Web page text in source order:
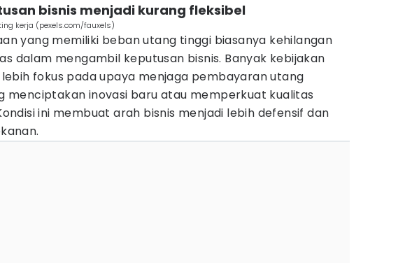
bisnis menjadi kurang fleksibel
kerja (pexels.com/fauxels)
yang memiliki beban utang tinggi biasanya kehilangan
dalam mengambil keputusan bisnis. Banyak kebijakan
fokus pada upaya menjaga pembayaran utang
menciptakan inovasi baru atau memperkuat kualitas
ini membuat arah bisnis menjadi lebih defensif dan